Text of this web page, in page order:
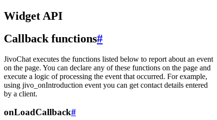
Widget API
Callback functions#
JivoChat executes the functions listed below to report about an event
on the page. You can declare any of these functions on the page and
execute a logic of processing the event that occurred. For example,
using jivo_onIntroduction event you can get contact details entered
by a client.
onLoadCallback#